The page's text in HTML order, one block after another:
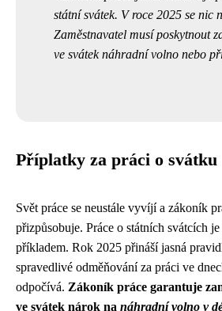
státní svátek. V roce 2025 se nic
Zaměstnavatel musí poskytnout
ve svátek náhradní volno nebo
Příplatky za práci o svátku
Svět práce se neustále vyvíjí a zákoník
přizpůsobuje. Práce o státních svátcích
příkladem. Rok 2025 přináší jasná
spravedlivé odměňování za práci ve
odpočívá. Zákoník práce garantuje
ve svátek nárok na náhradní volno v